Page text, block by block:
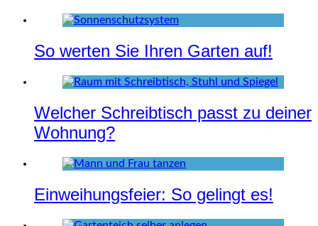
So werten Sie Ihren Garten auf!
Welcher Schreibtisch passt zu deiner
Wohnung?
Einweihungsfeier: So gelingt es!